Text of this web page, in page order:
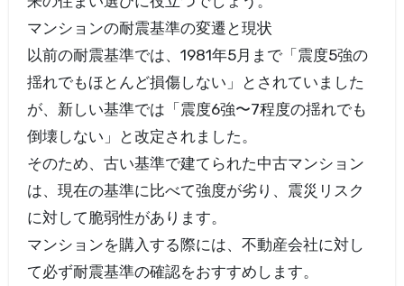
マンションの耐震基準の変遷と現状
以前の耐震基準では、1981年5月まで「震度5強の
揺れでもほとんど損傷しない」とされていました
が、新しい基準では「震度6強〜7程度の揺れでも
倒壊しない」と改定されました。
そのため、古い基準で建てられた中古マンション
は、現在の基準に比べて強度が劣り、震災リスク
に対して脆弱性があります。
マンションを購入する際には、不動産会社に対し
て必ず耐震基準の確認をおすすめします。